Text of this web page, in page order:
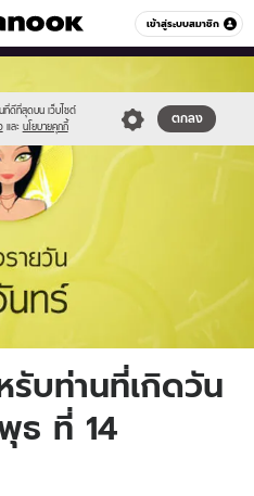
เข้าสู่ระบบสมาชิก
หมวดอื่นๆ
นที่ดีที่สุดบน เว็บไซต์
และ นโยบายคุกกี้
ตกลง
บท่านที่เกิดวัน
ธ ที่ 14